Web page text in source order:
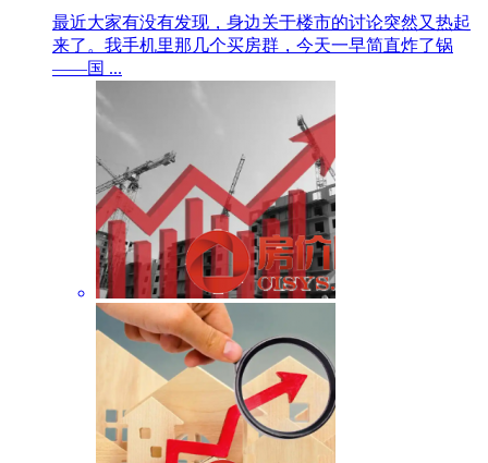
最近大家有没有发现，身边关于楼市的讨论突然又热起
来了。我手机里那几个买房群，今天一早简直炸了锅
——国 ...